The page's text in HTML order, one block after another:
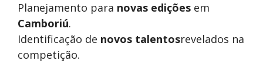
Planejamento para novas edições em
Camboriú.
Identificação de novos talentosrevelados na
competição.